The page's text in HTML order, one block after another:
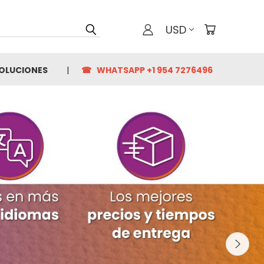
USD
☎ WHATSAPP +1 954 7276496